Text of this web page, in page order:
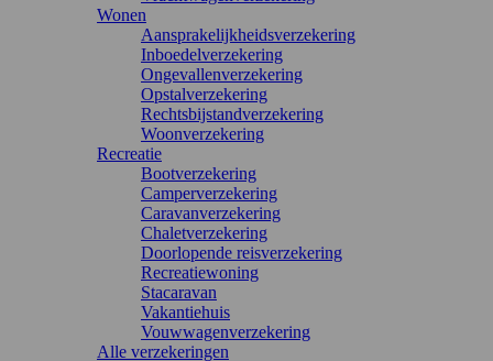
Wonen
Aansprakelijkheidsverzekering
Inboedelverzekering
Ongevallenverzekering
Opstalverzekering
Rechtsbijstandverzekering
Woonverzekering
Recreatie
Bootverzekering
Camperverzekering
Caravanverzekering
Chaletverzekering
Doorlopende reisverzekering
Recreatiewoning
Stacaravan
Vakantiehuis
Vouwwagenverzekering
Alle verzekeringen